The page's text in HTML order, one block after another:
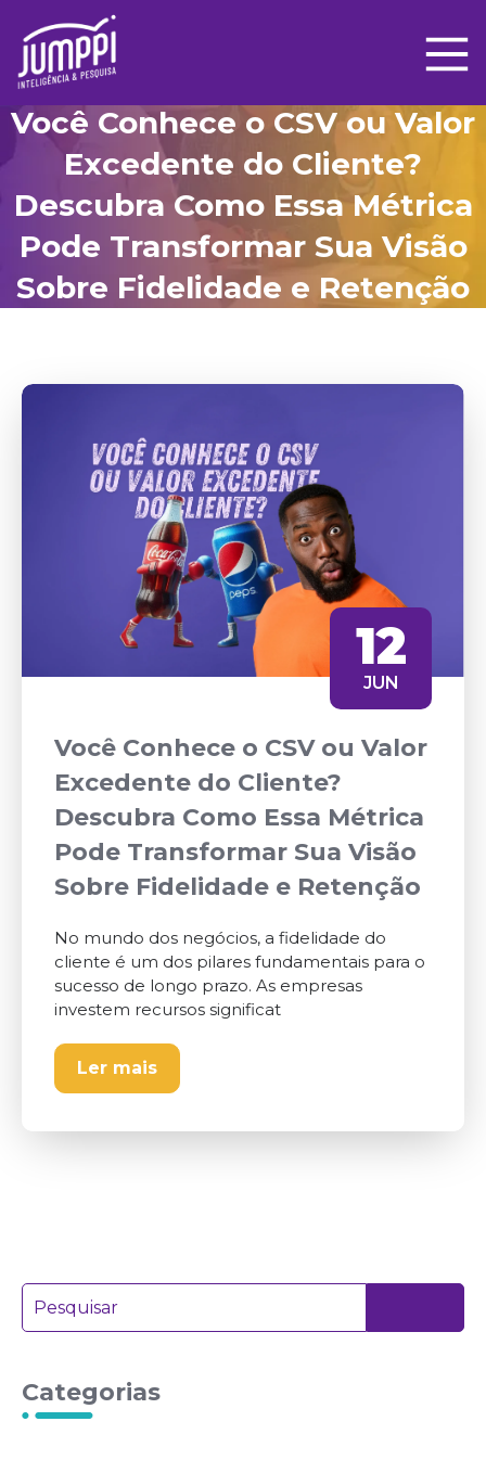
Você Conhece o CSV ou Valor
Excedente do Cliente?
Descubra Como Essa Métrica
Pode Transformar Sua Visão
Sobre Fidelidade e Retenção
12
JUN
Você Conhece o CSV ou Valor
Excedente do Cliente?
Descubra Como Essa Métrica
Pode Transformar Sua Visão
Sobre Fidelidade e Retenção
No mundo dos negócios, a fidelidade do
cliente é um dos pilares fundamentais para o
sucesso de longo prazo. As empresas
investem recursos significat
Ler mais
Categorias